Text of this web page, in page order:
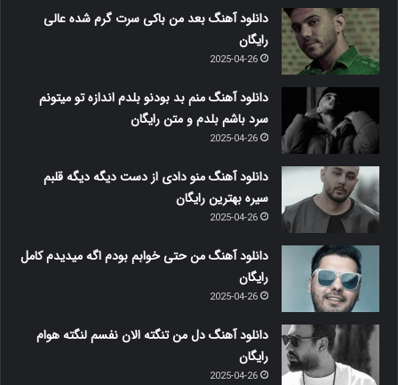
دانلود آهنگ بعد من باکی سرت گرم شده عالی
رایگان
2025-04-26
دانلود آهنگ منم بد بودنو بلدم اندازه تو میتونم
سرد باشم بلدم و متن رایگان
2025-04-26
دانلود آهنگ منو دادی از دست دیگه دیگه قلبم
سیره بهترین رایگان
2025-04-26
دانلود آهنگ من حتی خوابم بودم اگه میدیدم کامل
رایگان
2025-04-26
دانلود آهنگ دل من تنگته الان نفسم لنگته هوام
رایگان
2025-04-26